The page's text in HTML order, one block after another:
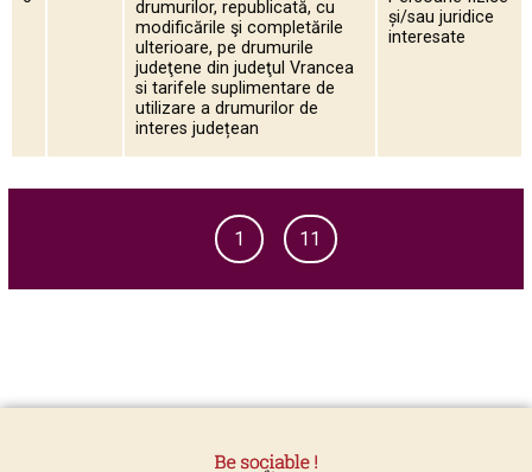
drumurilor, republicată, cu
modificările şi completările
ulterioare, pe drumurile
judeţene din judeţul Vrancea
si tarifele suplimentare de
utilizare a drumurilor de
interes județean
și/sau juridice
interesate
1 11